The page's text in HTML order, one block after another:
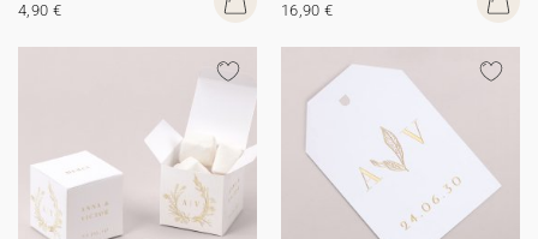
4,90 €
16,90 €